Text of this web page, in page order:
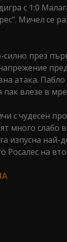
с 1:0
Мичел се
през
атака.
пак влезе в
с чудесен
много слабо
изпусна най-
Росалес на